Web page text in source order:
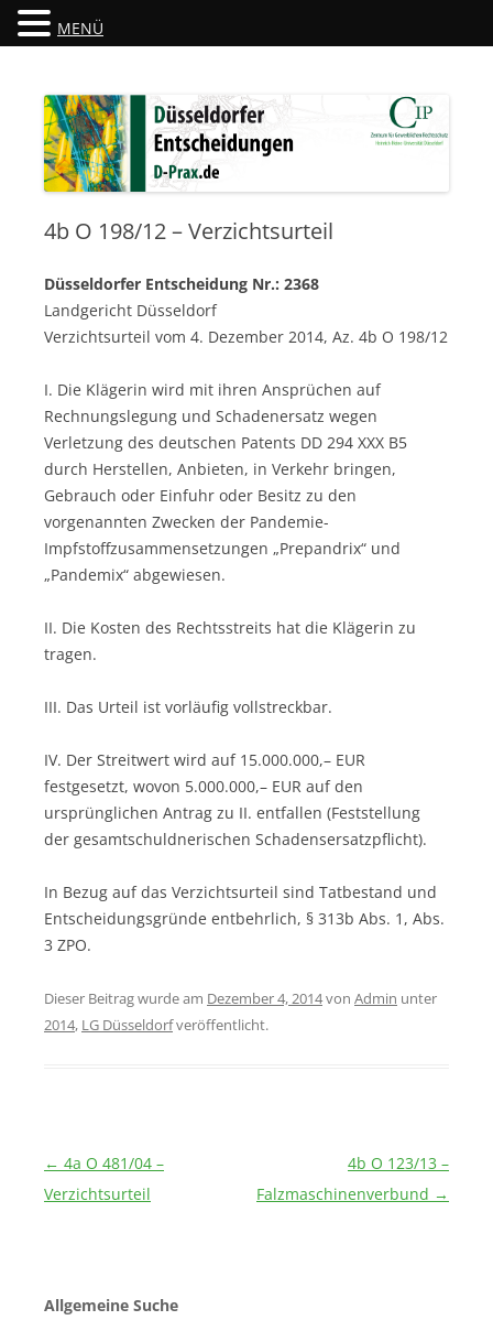
Düsseldorfer Entscheidungen
4b O 198/12 – Verzichtsurteil
Düsseldorfer Entscheidung Nr.: 2368
Landgericht Düsseldorf
Verzichtsurteil vom 4. Dezember 2014, Az. 4b O 198/12
I. Die Klägerin wird mit ihren Ansprüchen auf
Rechnungslegung und Schadenersatz wegen
Verletzung des deutschen Patents DD 294 XXX B5
durch Herstellen, Anbieten, in Verkehr bringen,
Gebrauch oder Einfuhr oder Besitz zu den
vorgenannten Zwecken der Pandemie-
Impfstoffzusammensetzungen „Prepandrix“ und
„Pandemix“ abgewiesen.
II. Die Kosten des Rechtsstreits hat die Klägerin zu
tragen.
III. Das Urteil ist vorläufig vollstreckbar.
IV. Der Streitwert wird auf 15.000.000,– EUR
festgesetzt, wovon 5.000.000,– EUR auf den
ursprünglichen Antrag zu II. entfallen (Feststellung
der gesamtschuldnerischen Schadensersatzpflicht).
In Bezug auf das Verzichtsurteil sind Tatbestand und
Entscheidungsgründe entbehrlich, § 313b Abs. 1, Abs.
3 ZPO.
Dieser Beitrag wurde am Dezember 4, 2014von Admin unter
2014, LG Düsseldorfveröffentlicht.
Beitragsnavigation
← 4a O 481/04 –
Verzichtsurteil
4b O 123/13 –
Falzmaschinenverbund →
Allgemeine Suche
MENÜ